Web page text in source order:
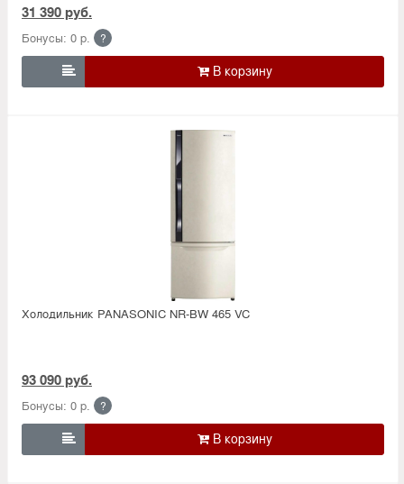
31 390 руб.
Бонусы: 0 р. ?

Холодильник PANASONIC NR-BW 465 VC
93 090 руб.
Бонусы: 0 р. ?
